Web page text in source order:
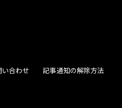
合わせ 記事通知の解除方法